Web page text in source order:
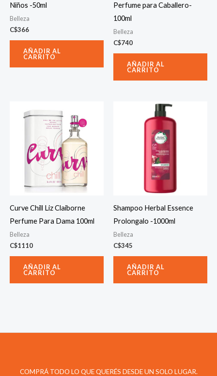
Niños -50ml
Belleza
C$366
AÑADIR AL
CARRITO
Perfume para Caballero-
100ml
Belleza
C$740
AÑADIR AL
CARRITO
Curve Chill Liz Claiborne
Perfume Para Dama 100ml
Belleza
C$1110
AÑADIR AL
CARRITO
Shampoo Herbal Essence
Prolongalo -1000ml
Belleza
C$345
AÑADIR AL
CARRITO
COMPRÁ TODO LO QUE QUERÉS DESDE UN SOLO LUGAR.